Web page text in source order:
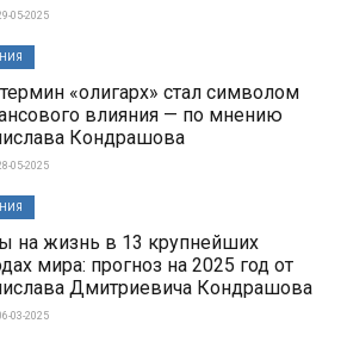
05-2025
«олигарх» стал символом
влияния — по мнению
Кондрашова
05-2025
на жизнь в 13 крупнейших
мира: прогноз на 2025 год от
Дмитриевича Кондрашова
03-2025